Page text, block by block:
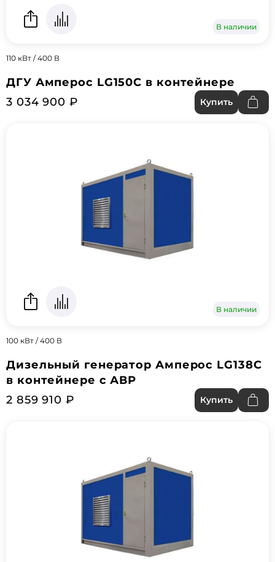
В наличии
110 кВт / 400 В
ДГУ Амперос LG150C в контейнере
3 034 900 ₽
Купить
В наличии
100 кВт / 400 В
Дизельный генератор Амперос LG138C
в контейнере с АВР
2 859 910 ₽
Купить